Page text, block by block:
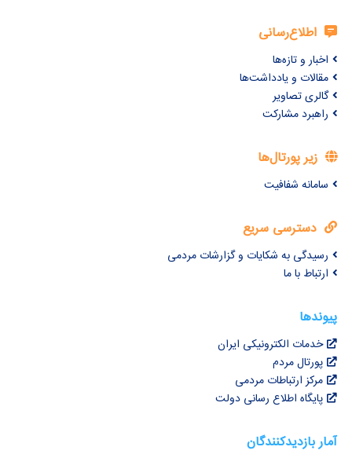
اطلاع‌رسانی
اخبار و تازه‌ها
مقالات و یادداشت‌ها
گالری تصاویر
راهبرد مشارکت
زیر پورتال‌ها
سامانه شفافیت
دسترسی سریع
رسیدگی به شکایات و گزارشات مردمی
ارتباط با ما
پیوندها
خدمات الکترونیکی ایران
پورتال مردم
مرکز ارتباطات مردمی
پایگاه اطلاع رسانی دولت
آمار بازدیدکنندگان